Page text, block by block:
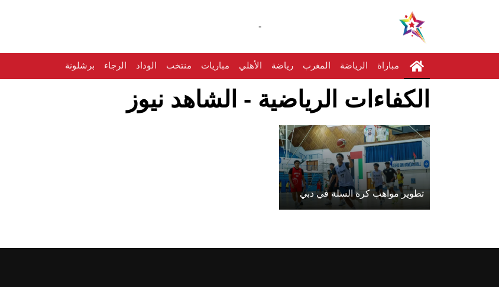
-
مباراة الرياضة المغرب رياضة الأهلي مباريات منتخب الوداد الرجاء برشلونة
الكفاءات الرياضية - الشاهد نيوز
تطوير مواهب كرة السلة في دبي